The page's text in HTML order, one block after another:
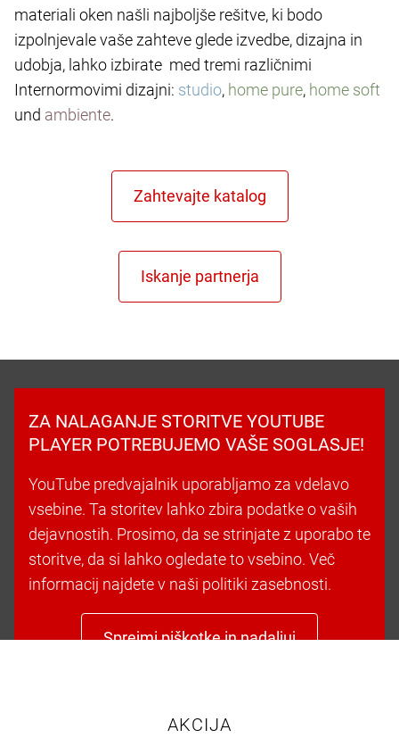
materiali oken našli najboljše rešitve, ki bodo
izpolnjevale vaše zahteve glede izvedbe, dizajna in
udobja, lahko izbirate med tremi različnimi
Internormovimi dizajni: studio, home pure, home soft
und ambiente.
ZA NALAGANJE STORITVE YOUTUBE
PLAYER POTREBUJEMO VAŠE SOGLASJE!
YouTube predvajalnik uporabljamo za vdelavo
vsebine. Ta storitev lahko zbira podatke o vaših
dejavnostih. Prosimo, da se strinjate z uporabo te
storitve, da si lahko ogledate to vsebino. Več
informacij najdete v naši politiki zasebnosti.
Sprejmi piškotke in nadaljuj
AKCIJA